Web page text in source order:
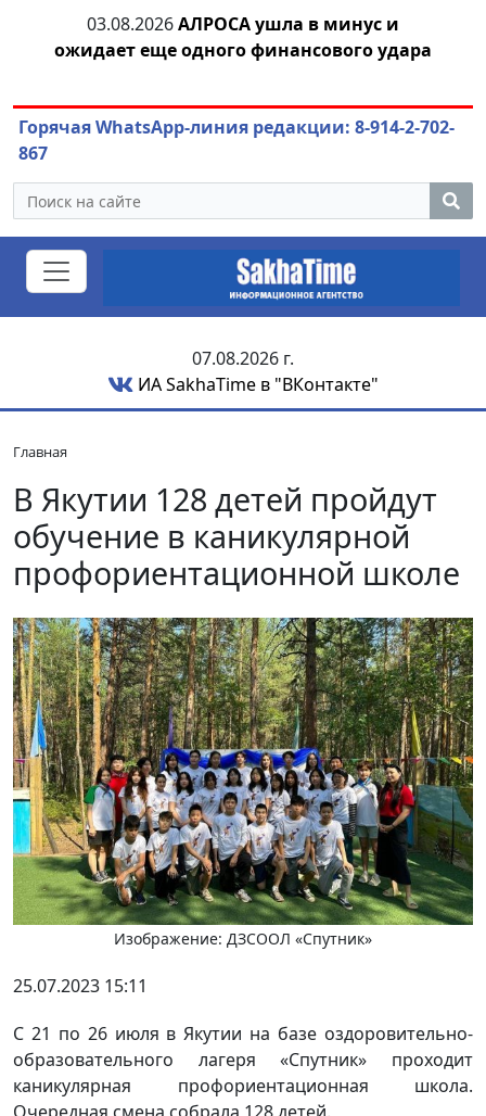
04.08.2026Маринычев у Путина: смотрины
или антикризисный разбор?
Горячая WhatsApp-линия редакции: 8-914-2-702-
867
07.08.2026 г.
ИА SakhaTime в "ВКонтакте"
Главная
В Якутии 128 детей пройдут
обучение в каникулярной
профориентационной школе
Изображение: ДЗСООЛ «Спутник»
25.07.2023 15:11
С 21 по 26 июля в Якутии на базе оздоровительно-
образовательного лагеря «Спутник» проходит
каникулярная профориентационная школа.
Очередная смена собрала 128 детей.